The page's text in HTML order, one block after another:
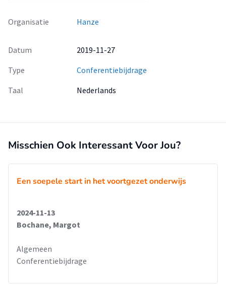
Organisatie Hanze
Datum
2019-11-27
Type
Conferentiebijdrage
Taal
Nederlands
Misschien Ook Interessant Voor Jou?
Een soepele start in het voortgezet onderwijs
2024-11-13
Bochane, Margot
Algemeen
Conferentiebijdrage